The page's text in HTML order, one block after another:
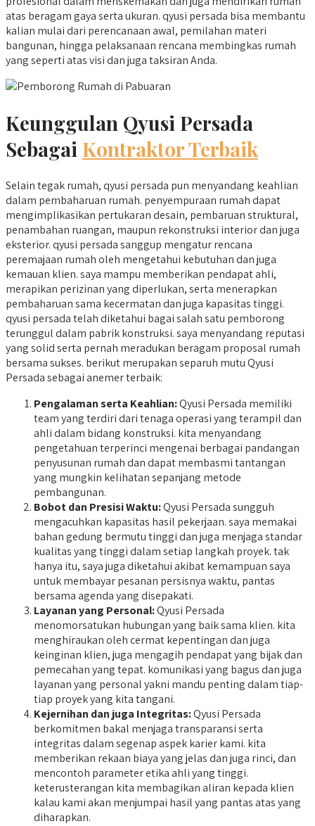
atas beragam gaya serta ukuran. qyusi persada bisa membantu
kalian mulai dari perencanaan awal, pemilahan materi
bangunan, hingga pelaksanaan rencana membingkas rumah
yang seperti atas visi dan juga taksiran Anda.
Keunggulan Qyusi Persada
Sebagai Kontraktor Terbaik
Selain tegak rumah, qyusi persada pun menyandang keahlian
dalam pembaharuan rumah. penyempuraan rumah dapat
mengimplikasikan pertukaran desain, pembaruan struktural,
penambahan ruangan, maupun rekonstruksi interior dan juga
eksterior. qyusi persada sanggup mengatur rencana
peremajaan rumah oleh mengetahui kebutuhan dan juga
kemauan klien. saya mampu memberikan pendapat ahli,
merapikan perizinan yang diperlukan, serta menerapkan
pembaharuan sama kecermatan dan juga kapasitas tinggi.
qyusi persada telah diketahui bagai salah satu pemborong
terunggul dalam pabrik konstruksi. saya menyandang reputasi
yang solid serta pernah meradukan beragam proposal rumah
bersama sukses. berikut merupakan separuh mutu Qyusi
Persada sebagai anemer terbaik:
Pengalaman serta Keahlian:Qyusi Persada memiliki
team yang terdiri dari tenaga operasi yang terampil dan
ahli dalam bidang konstruksi. kita menyandang
pengetahuan terperinci mengenai berbagai pandangan
penyusunan rumah dan dapat membasmi tantangan
yang mungkin kelihatan sepanjang metode
pembangunan.
Bobot dan Presisi Waktu:Qyusi Persada sungguh
mengacuhkan kapasitas hasil pekerjaan. saya memakai
bahan gedung bermutu tinggi dan juga menjaga standar
kualitas yang tinggi dalam setiap langkah proyek. tak
hanya itu, saya juga diketahui akibat kemampuan saya
untuk membayar pesanan persisnya waktu, pantas
bersama agenda yang disepakati.
Layanan yang Personal:Qyusi Persada
menomorsatukan hubungan yang baik sama klien. kita
menghiraukan oleh cermat kepentingan dan juga
keinginan klien, juga mengagih pendapat yang bijak dan
pemecahan yang tepat. komunikasi yang bagus dan juga
layanan yang personal yakni mandu penting dalam tiap-
tiap proyek yang kita tangani.
Kejernihan dan juga Integritas:Qyusi Persada
berkomitmen bakal menjaga transparansi serta
integritas dalam segenap aspek karier kami. kita
memberikan rekaan biaya yang jelas dan juga rinci, dan
mencontoh parameter etika ahli yang tinggi.
keterusterangan kita membagikan aliran kepada klien
kalau kami akan menjumpai hasil yang pantas atas yang
diharapkan.